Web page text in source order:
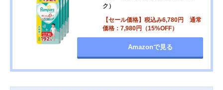
ク）
【セール価格】税込み6,780円 通常
価格：7,980円（15%OFF）
Amazonで見る